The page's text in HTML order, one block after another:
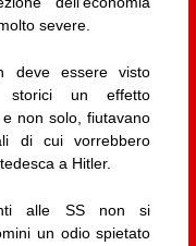
severe.
deve essere visto
storici un effetto
non solo, fiutavano
di cui vorrebbero
a Hitler.
alle SS non si
un odio spietato